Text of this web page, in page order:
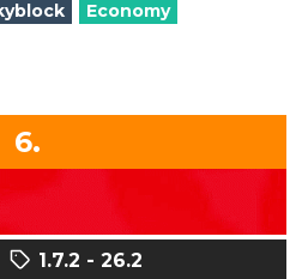
Economy
6.
1.7.2 - 26.2